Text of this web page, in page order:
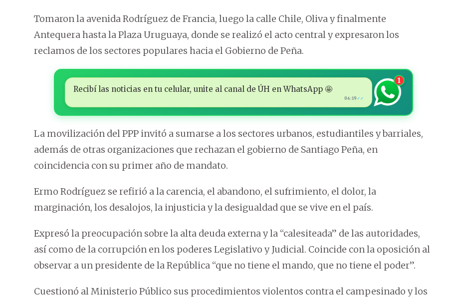
Tomaron la avenida Rodríguez de Francia, luego la calle Chile, Oliva y finalmente
Antequera hasta la Plaza Uruguaya, donde se realizó el acto central y expresaron los
reclamos de los sectores populares hacia el Gobierno de Peña.
Recibí las noticias en tu celular, unite al canal de ÚH en WhatsApp 🤩
06:19 ✓✓
1
La movilización del PPP invitó a sumarse a los sectores urbanos, estudiantiles y barriales,
además de otras organizaciones que rechazan el gobierno de Santiago Peña, en
coincidencia con su primer año de mandato.
Ermo Rodríguez se refirió a la carencia, el abandono, el sufrimiento, el dolor, la
marginación, los desalojos, la injusticia y la desigualdad que se vive en el país.
Expresó la preocupación sobre la alta deuda externa y la “calesiteada” de las autoridades,
así como de la corrupción en los poderes Legislativo y Judicial. Coincide con la oposición al
observar a un presidente de la República “que no tiene el mando, que no tiene el poder”.
Cuestionó al Ministerio Público sus procedimientos violentos contra el campesinado y los